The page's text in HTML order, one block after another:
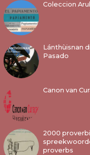
Coleccion
Lánthùisnan
Pasado
Canon van
2000
proverbs